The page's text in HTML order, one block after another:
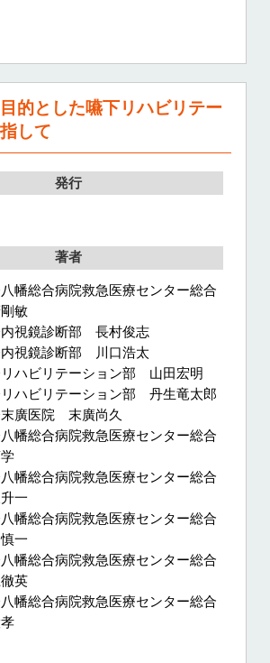
的とした嚥下リハビリテー
して
発行
著者
幡総合病院救急医療センター総合
敏
視鏡診断部 長村俊志
視鏡診断部 川口浩太
ハビリテーション部 山田宏明
ハビリテーション部 丹生竜太郎
廣医院 末廣尚久
幡総合病院救急医療センター総合
幡総合病院救急医療センター総合
一
幡総合病院救急医療センター総合
一
幡総合病院救急医療センター総合
英
幡総合病院救急医療センター総合